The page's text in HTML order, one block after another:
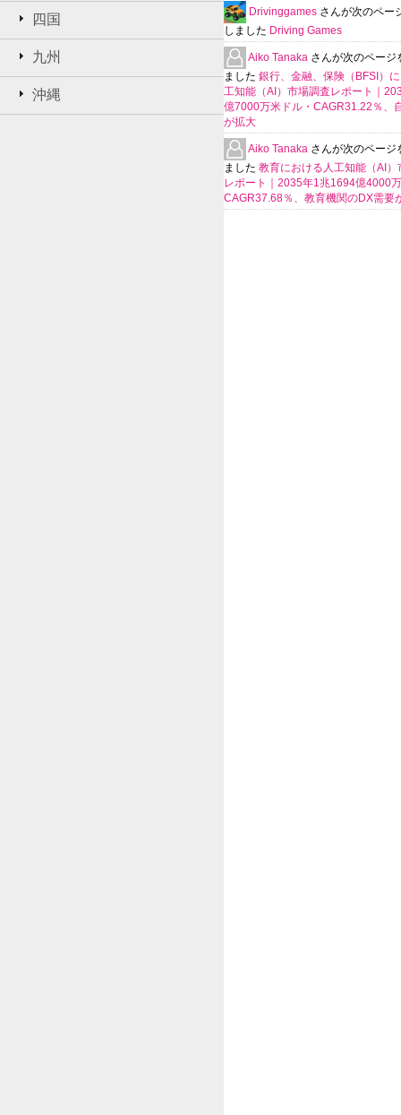
四国
九州
沖縄
Drivinggames さんが次のペー
しました Driving Games
Aiko Tanaka さんが次のページ
ました 銀行、金融、保険（BFSI）
工知能（AI）市場調査レポート｜
億7000万米ドル・CAGR31.22％、
が拡大
Aiko Tanaka さんが次のページ
ました 教育における人工知能（AI）
レポート｜2035年1兆1694億4000
CAGR37.68％、教育機関のDX需要